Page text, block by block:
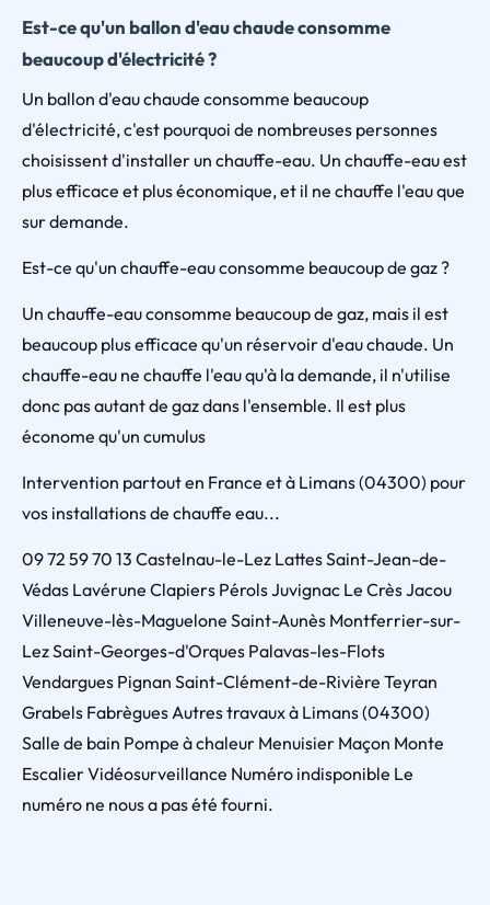
Est-ce qu'un ballon d'eau chaude consomme
beaucoup d'électricité ?
Un ballon d'eau chaude consomme beaucoup
d'électricité, c'est pourquoi de nombreuses personnes
choisissent d'installer un chauffe-eau. Un chauffe-eau est
plus efficace et plus économique, et il ne chauffe l'eau que
sur demande.
Est-ce qu'un chauffe-eau consomme beaucoup de gaz ?
Un chauffe-eau consomme beaucoup de gaz, mais il est
beaucoup plus efficace qu'un réservoir d'eau chaude. Un
chauffe-eau ne chauffe l'eau qu'à la demande, il n'utilise
donc pas autant de gaz dans l'ensemble. Il est plus
économe qu'un cumulus
Intervention partout en France et à Limans (04300) pour
vos installations de chauffe eau...
09 72 59 70 13 Castelnau-le-Lez Lattes Saint-Jean-de-
Védas Lavérune Clapiers Pérols Juvignac Le Crès Jacou
Villeneuve-lès-Maguelone Saint-Aunès Montferrier-sur-
Lez Saint-Georges-d'Orques Palavas-les-Flots
Vendargues Pignan Saint-Clément-de-Rivière Teyran
Grabels Fabrègues Autres travaux à Limans (04300)
Salle de bain Pompe à chaleur Menuisier Maçon Monte
Escalier Vidéosurveillance Numéro indisponible Le
numéro ne nous a pas été fourni.